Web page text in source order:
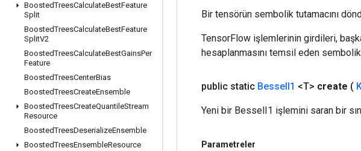
BoostedTreesCalculateBestFeature
Split
BoostedTreesCalculateBestFeature
SplitV2
BoostedTreesCalculateBestGainsPer
Feature
BoostedTreesCenterBias
BoostedTreesCreateEnsemble
BoostedTreesCreateQuantileStream
Resource
BoostedTreesDeserializeEnsemble
BoostedTreesEnsembleResource
Bir tensörün sembolik tutamacını
TensorFlow işlemlerinin girdileri,
hesaplanmasını temsil eden sembolik
public static BesselI1 <T> create (
Yeni bir BesselI1 işlemini saran bir
Parametreler